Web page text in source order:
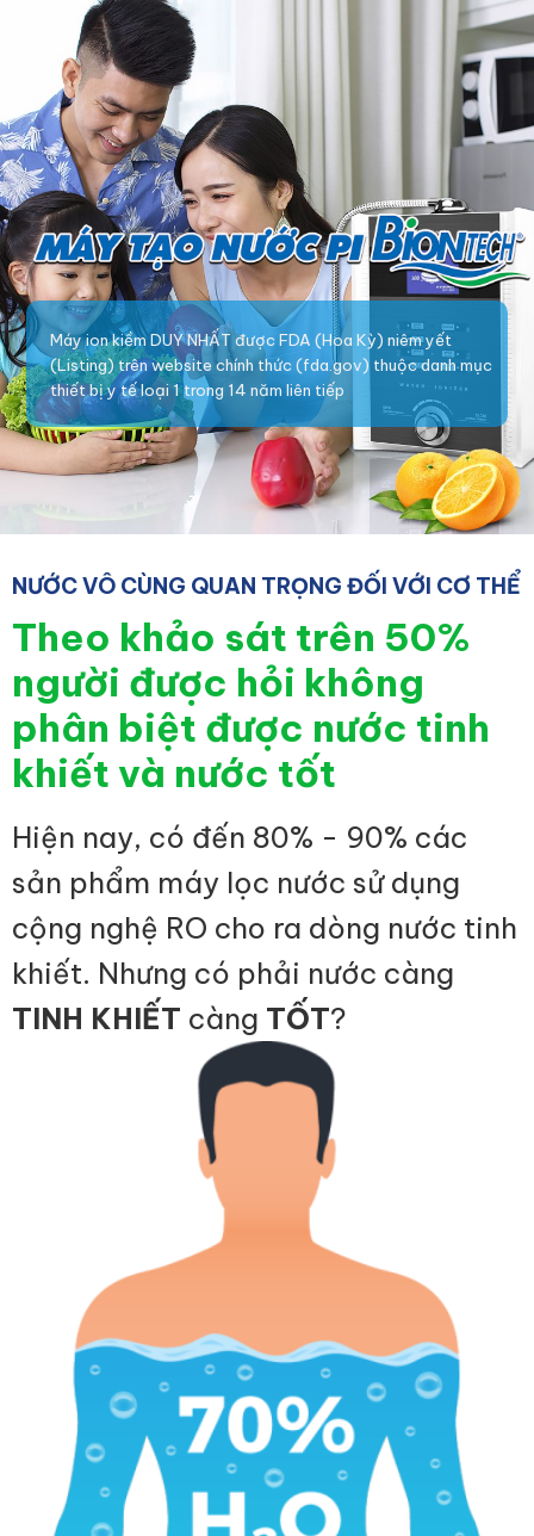
Máy ion kiềm DUY NHẤT được FDA (Hoa Kỳ) niêm yết
(Listing) trên website chính thức (fda.gov) thuộc danh mục
thiết bị y tế loại 1 trong 14 năm liên tiếp
NƯỚC VÔ CÙNG QUAN TRỌNG ĐỐI VỚI CƠ THỂ
Theo khảo sát trên 50%
người được hỏi không
phân biệt được nước tinh
khiết và nước tốt
Hiện nay, có đến 80% - 90% các
sản phẩm máy lọc nước sử dụng
cộng nghệ RO cho ra dòng nước tinh
khiết. Nhưng có phải nước càng
TINH KHIẾT càng TỐT?